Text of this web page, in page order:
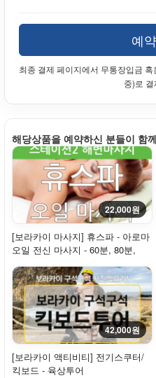
예
최종 결제 페이지에서 무통장입금
중)로
해당상품을 예약하신 분들이 함
22,000원
[보라카이 마사지] 휴스파 - 아로마
오일 전신 마사지 - 60분, 80분,
120분
42,000원
[보라카이 액티비티] 전기스쿠터/
킥보드 - 육상투어